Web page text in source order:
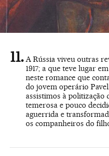
A Rússia viveu outras
1917; a que teve lugar
neste romance que
do jovem operário
assistimos à politização
temerosa e pouco
aguerrida e
os companheiros do